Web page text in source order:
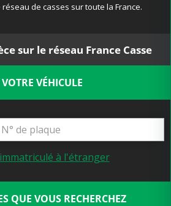
de casses sur toute la France.
sur le réseau France Casse
VÉHICULE
à l'étranger
QUE VOUS RECHERCHEZ